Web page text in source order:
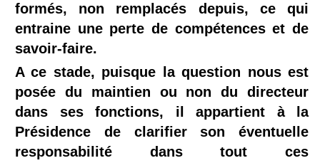
formés, non remplacés depuis, ce qui
entraine une perte de compétences et de
savoir-faire.
A ce stade, puisque la question nous est
posée du maintien ou non du directeur
dans ses fonctions, il appartient à la
Présidence de clarifier son éventuelle
responsabilité dans tout ces